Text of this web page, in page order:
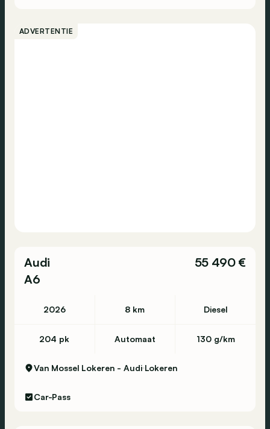
ADVERTENTIE
Audi
A6
55 490 €
2026 8 km Diesel
204 pk Automaat 130 g/km
Van Mossel Lokeren - Audi Lokeren
Car-Pass